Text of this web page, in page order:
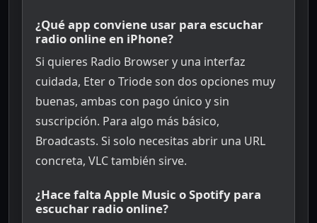
¿Qué app conviene usar para escuchar
radio online en iPhone?
Si quieres Radio Browser y una interfaz
cuidada, Eter o Triode son dos opciones muy
buenas, ambas con pago único y sin
suscripción. Para algo más básico,
Broadcasts. Si solo necesitas abrir una URL
concreta, VLC también sirve.
¿Hace falta Apple Music o Spotify para
escuchar radio online?